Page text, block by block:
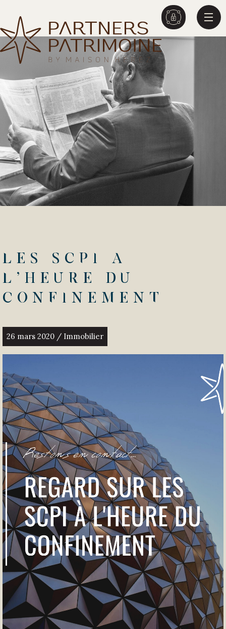
Les SCPI a
l’heure du
confinement
26 mars 2020 / Immobilier